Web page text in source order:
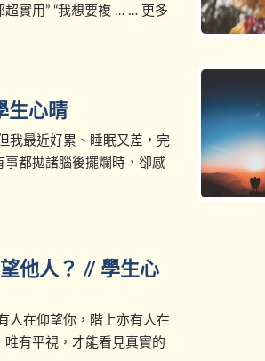
實用” “我想要複 … … 更多
生心晴
我最近好累、睡眠又差，完
都拋諸腦後擺爛時，卻感
他人？ // 學生心
人在仰望你，階上亦有人在
有平視，才能看見真實的